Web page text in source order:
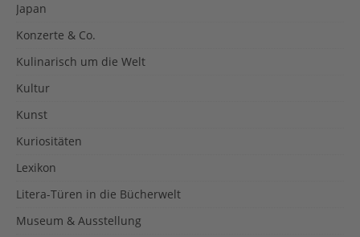
Japan
Konzerte & Co.
Kulinarisch um die Welt
Kultur
Kunst
Kuriositäten
Lexikon
Litera-Türen in die Bücherwelt
Museum & Ausstellung